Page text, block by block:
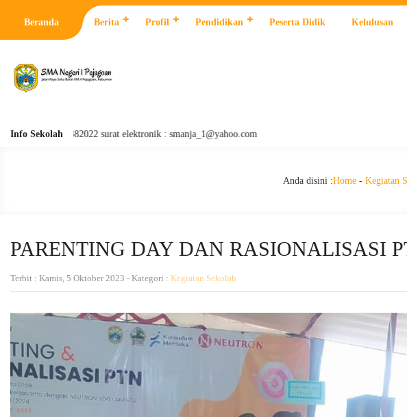
Beranda Berita Profil Pendidikan Peserta Didik Kelulusan
Info Sekolah
0287 382022 surat elektronik : smanja_1@yahoo.com
Anda disini :Home- Kegiatan
PARENTING DAY DAN RASIONALISASI
Terbit : Kamis, 5 Oktober 2023 - Kategori : Kegiatan Sekolah